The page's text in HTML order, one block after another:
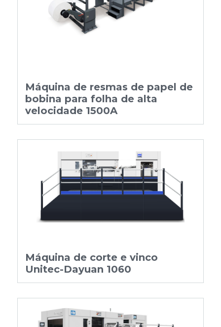
Máquina de resmas de papel de
bobina para folha de alta
velocidade 1500A
Máquina de corte e vinco
Unitec-Dayuan 1060